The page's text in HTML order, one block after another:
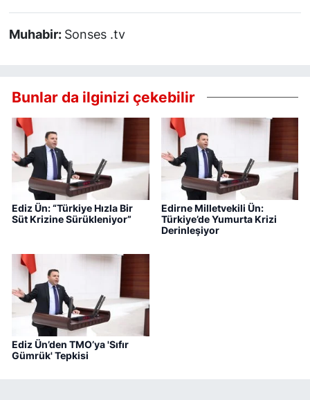
Muhabir: Sonses .tv
Bunlar da ilginizi çekebilir
Ediz Ün: “Türkiye Hızla Bir
Süt Krizine Sürükleniyor”
Edirne Milletvekili Ün:
Türkiye’de Yumurta Krizi
Derinleşiyor
Ediz Ün’den TMO’ya 'Sıfır
Gümrük' Tepkisi